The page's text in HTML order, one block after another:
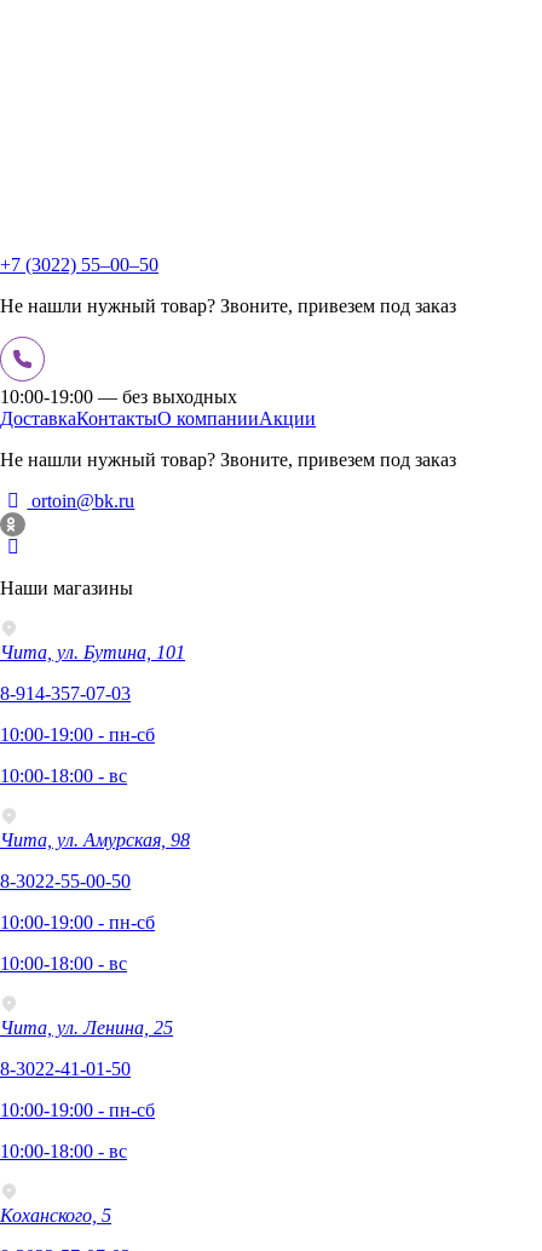
+7 (3022) 55‒00‒50
Не нашли нужный товар? Звоните, привезем под заказ
10:00-19:00 — без выходных
ДоставкаКонтактыО компанииАкции
Не нашли нужный товар? Звоните, привезем под заказ
ortoin@bk.ru
Наши магазины
Чита, ул. Бутина, 101
8-914-357-07-03
10:00-19:00 - пн-сб
10:00-18:00 - вс
Чита, ул. Амурская, 98
8-3022-55-00-50
10:00-19:00 - пн-сб
10:00-18:00 - вс
Чита, ул. Ленина, 25
8-3022-41-01-50
10:00-19:00 - пн-сб
10:00-18:00 - вс
Коханского, 5